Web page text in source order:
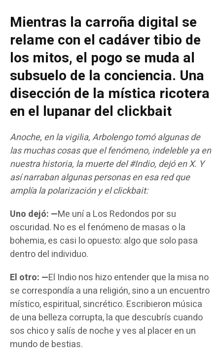
Mientras la carroña digital se
relame con el cadáver tibio de
los mitos, el pogo se muda al
subsuelo de la conciencia. Una
disección de la mística ricotera
en el lupanar del clickbait
Anoche, en la vigilia, Arbolengo tomó algunas de
las muchas cosas que el fenómeno, indeleble ya en
nuestra historia, la muerte del #Indio, dejó en X. Y
así narraban algunas personas en esa red que
amplía la polarización y el clickbait:
Uno dejó: —Me uní a Los Redondos por su
oscuridad. No es el fenómeno de masas o la
bohemia, es casi lo opuesto: algo que solo pasa
dentro del individuo.
El otro: —El Indio nos hizo entender que la misa no
se correspondía a una religión, sino a un encuentro
místico, espiritual, sincrético. Escribieron música
de una belleza corrupta, la que descubrís cuando
sos chico y salís de noche y ves al placer en un
mundo de bestias.